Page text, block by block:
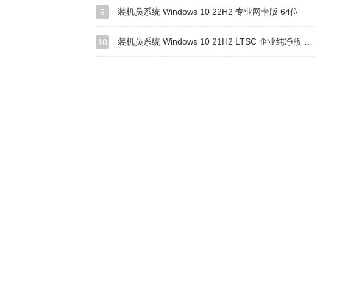
9 装机员系统 Windows 10 22H2 专业网卡版 64位
10 装机员系统 Windows 10 21H2 LTSC 企业纯净版 64位